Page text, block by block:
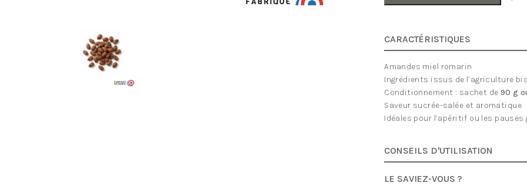
CARACTÉRISTIQUES
Amandes miel romarin
Ingrédients issus de l’agriculture
Conditionnement : sachet de 90 g
Saveur sucrée-salée et aromatique
Idéales pour l’apéritif ou les pauses
CONSEILS D'UTILISATION
LE SAVIEZ-VOUS ?